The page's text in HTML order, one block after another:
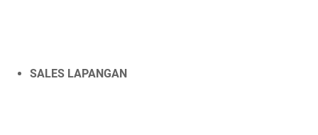
SALES LAPANGAN